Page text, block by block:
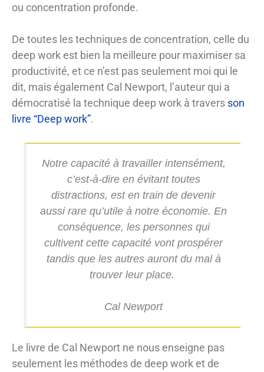
ou concentration profonde.
De toutes les techniques de concentration, celle du
deep work est bien la meilleure pour maximiser sa
productivité, et ce n’est pas seulement moi qui le
dit, mais également Cal Newport, l’auteur qui a
démocratisé la technique deep work à travers son
livre “Deep work”.
Notre capacité à travailler intensément,
c’est-à-dire en évitant toutes
distractions, est en train de devenir
aussi rare qu’utile à notre économie. En
conséquence, les personnes qui
cultivent cette capacité vont prospérer
tandis que les autres auront du mal à
trouver leur place.
Cal Newport
Le livre de Cal Newport ne nous enseigne pas
seulement les méthodes de deep work et de